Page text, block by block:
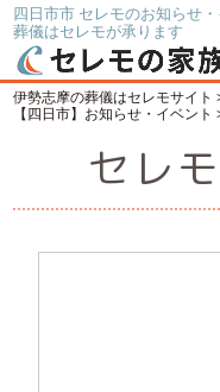
四日市市 セレモのお知らせ
葬儀はセレモが承ります
伊勢志摩の葬儀はセレモサイト
【四日市】お知らせ・イベント
セレ